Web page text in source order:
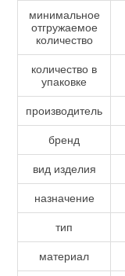
минимальное
отгружаемое
количество
количество в
упаковке
производитель
бренд
вид изделия
назначение
тип
материал